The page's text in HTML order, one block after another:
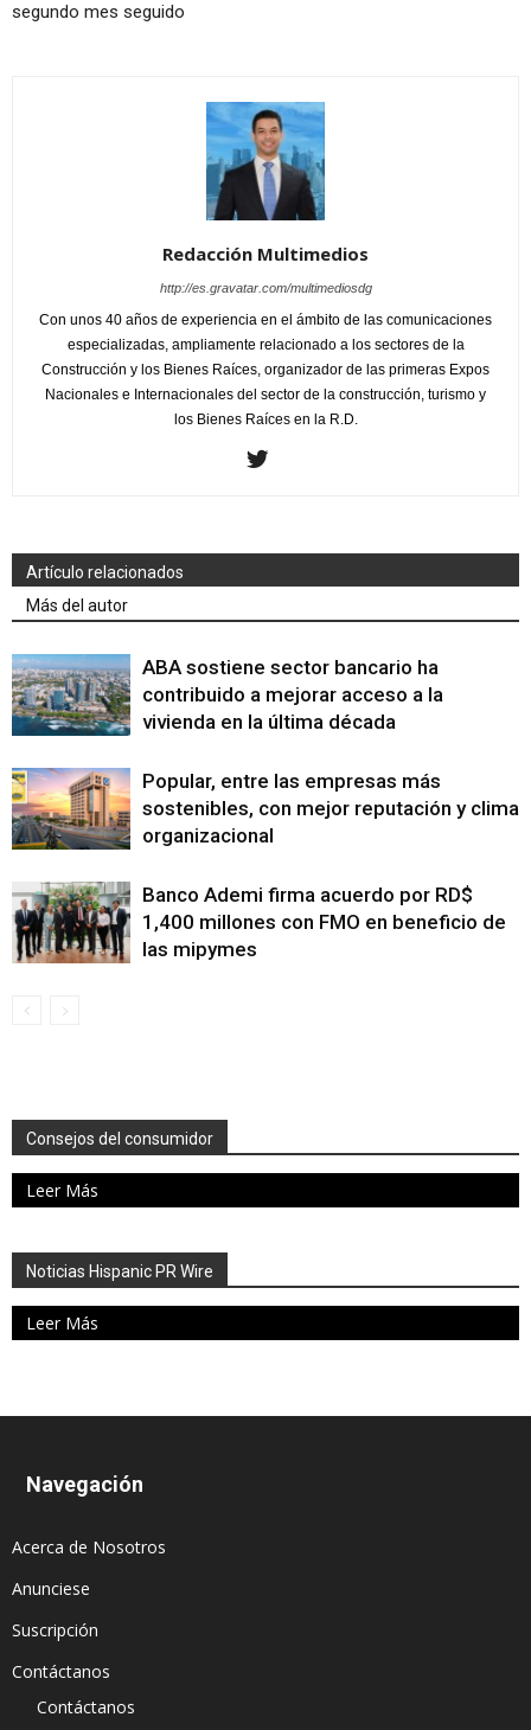
segundo mes seguido
Redacción Multimedios
http://es.gravatar.com/multimediosdg
Con unos 40 años de experiencia en el ámbito de las comunicaciones
especializadas, ampliamente relacionado a los sectores de la
Construcción y los Bienes Raíces, organizador de las primeras Expos
Nacionales e Internacionales del sector de la construcción, turismo y
los Bienes Raíces en la R.D.
Artículo relacionados
Más del autor
ABA sostiene sector bancario ha
contribuido a mejorar acceso a la
vivienda en la última década
Popular, entre las empresas más
sostenibles, con mejor reputación y clima
organizacional
Banco Ademi firma acuerdo por RD$
1,400 millones con FMO en beneficio de
las mipymes
Consejos del consumidor
Leer Más
Noticias Hispanic PR Wire
Leer Más
Navegación
Acerca de Nosotros
Anunciese
Suscripción
Contáctanos
Contáctanos